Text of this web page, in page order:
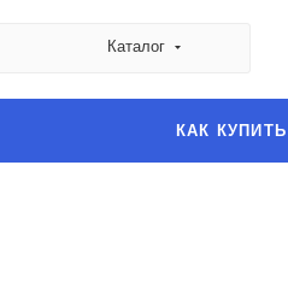
Каталог
КАК КУПИТЬ